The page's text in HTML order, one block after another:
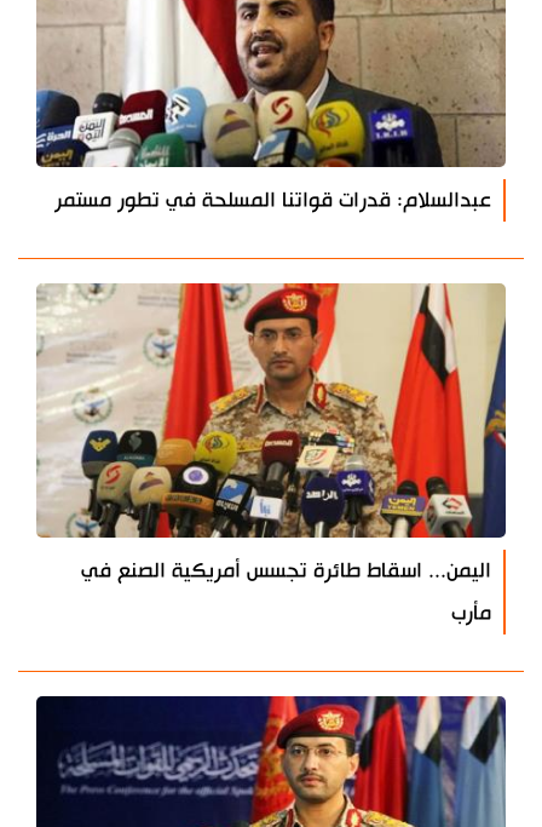
عبدالسلام: قدرات قواتنا المسلحة في تطور مستمر
اليمن... اسقاط طائرة تجسس أمريكية الصنع في
مأرب